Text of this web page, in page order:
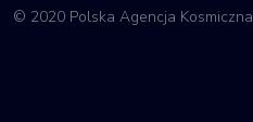
© 2020 Polska Agencja Kosmiczna